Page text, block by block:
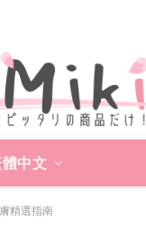
體中文
精選指南